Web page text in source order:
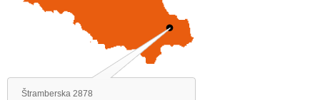
Štramberska 2878